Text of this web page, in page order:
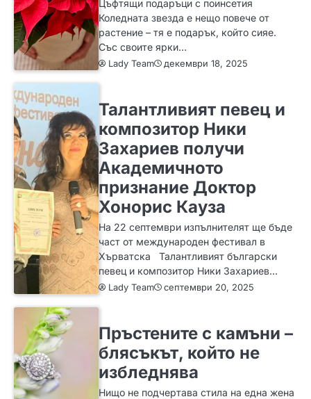
Цъфтящи подаръци с поинсетия
Коледната звезда е нещо повече от
растение – тя е подарък, който сияе.
Със своите ярки…
Lady Team декември 18, 2025
Талантливият певец и
композитор Ники
Захариев получи
Академичното
признание Доктор
Хонорис Кауза
На 22 септември изпълнителят ще бъде
част от международен фестивал в
Хърватска Талантливият български
певец и композитор Ники Захариев…
Lady Team септември 20, 2025
Пръстените с камъни –
блясъкът, който не
избледнява
Нищо не подчертава стила на една жена